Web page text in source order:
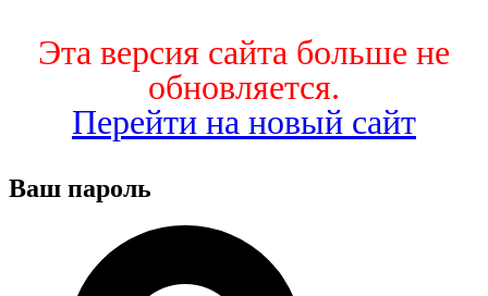
Эта версия сайта больше не
обновляется.
Перейти на новый сайт
Ваш пароль